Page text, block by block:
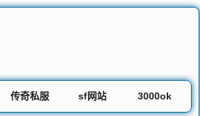
传奇私服 sf网站 3000ok